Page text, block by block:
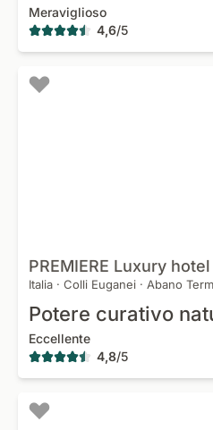
Meraviglioso
4,6/5
PREMIERE Luxury
Italia · Colli Euganei · Abano
Eccellente
4,8/5